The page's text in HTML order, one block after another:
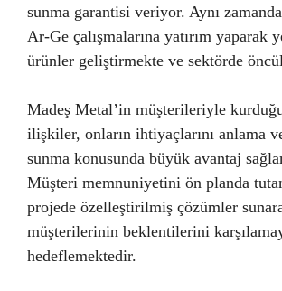
sunma garantisi veriyor. Aynı
Ar-Ge çalışmalarına yatırım yaparak
ürünler geliştirmekte ve sektörde
Madeş Metal’in müşterileriyle
ilişkiler, onların ihtiyaçlarını anlama
sunma konusunda büyük avantaj
Müşteri memnuniyetini ön planda
projede özelleştirilmiş çözümler
müşterilerinin beklentilerini
hedeflemektedir.